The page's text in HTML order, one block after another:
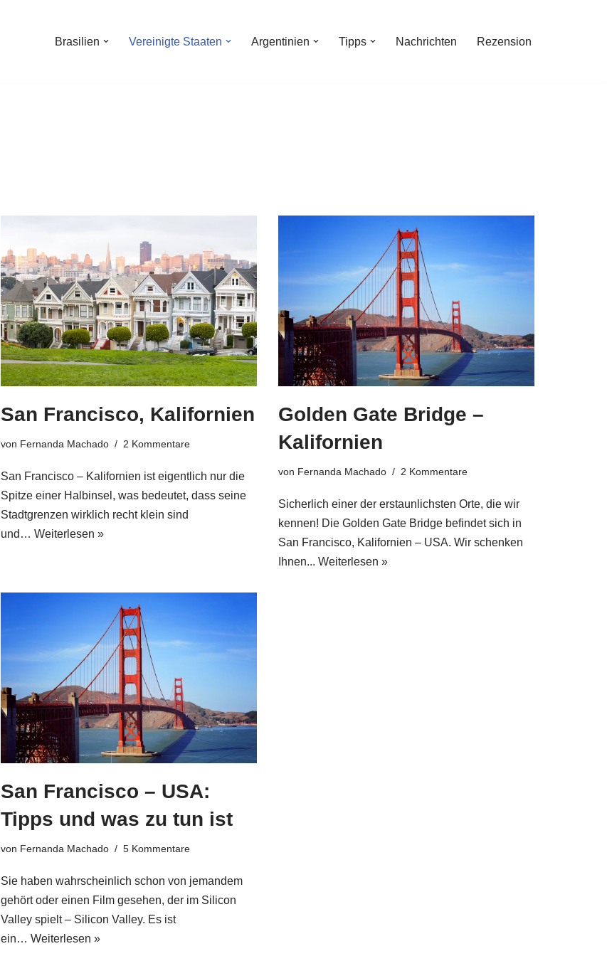
Brasilien Vereinigte Staaten Argentinien Tipps Nachrichten Rezension
San Francisco, Kalifornien
von Fernanda Machado 2 Kommentare
San Francisco – Kalifornien ist eigentlich nur die
Spitze einer Halbinsel, was bedeutet, dass seine
Stadtgrenzen wirklich recht klein sind
und… Weiterlesen »
Golden Gate Bridge –
Kalifornien
von Fernanda Machado 2 Kommentare
Sicherlich einer der erstaunlichsten Orte, die wir
kennen! Die Golden Gate Bridge befindet sich in
San Francisco, Kalifornien – USA. Wir schenken
Ihnen... Weiterlesen »
San Francisco – USA:
Tipps und was zu tun ist
von Fernanda Machado 5 Kommentare
Sie haben wahrscheinlich schon von jemandem
gehört oder einen Film gesehen, der im Silicon
Valley spielt – Silicon Valley. Es ist
ein… Weiterlesen »